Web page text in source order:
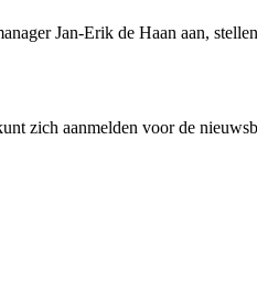
Jan-Erik de Haan aan,
zich aanmelden voor de